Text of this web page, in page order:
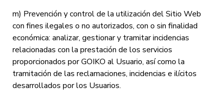
m) Prevención y control de la utilización del Sitio Web
con fines ilegales o no autorizados, con o sin finalidad
económica: analizar, gestionar y tramitar incidencias
relacionadas con la prestación de los servicios
proporcionados por GOIKO al Usuario, así como la
tramitación de las reclamaciones, incidencias e ilícitos
desarrollados por los Usuarios.